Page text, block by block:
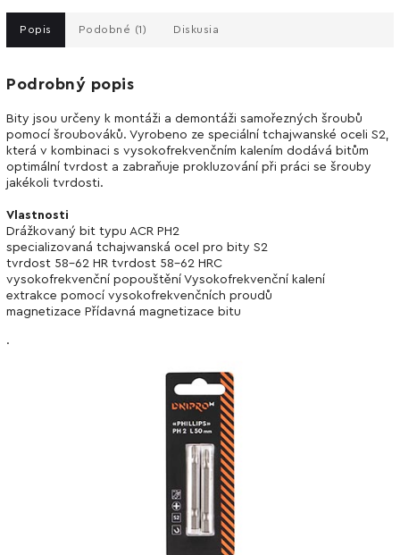
Popis Podobné (1) Diskusia
Podrobný popis
Bity jsou určeny k montáži a demontáži samořezných šroubů
pomocí šroubováků. Vyrobeno ze speciální tchajwanské oceli S2,
která v kombinaci s vysokofrekvenčním kalením dodává bitům
optimální tvrdost a zabraňuje prokluzování při práci se šrouby
jakékoli tvrdosti.
Vlastnosti
Drážkovaný bit typu ACR PH2
specializovaná tchajwanská ocel pro bity S2
tvrdost 58-62 HR tvrdost 58-62 HRC
vysokofrekvenční popouštění Vysokofrekvenční kalení
extrakce pomocí vysokofrekvenčních proudů
magnetizace Přídavná magnetizace bitu
.